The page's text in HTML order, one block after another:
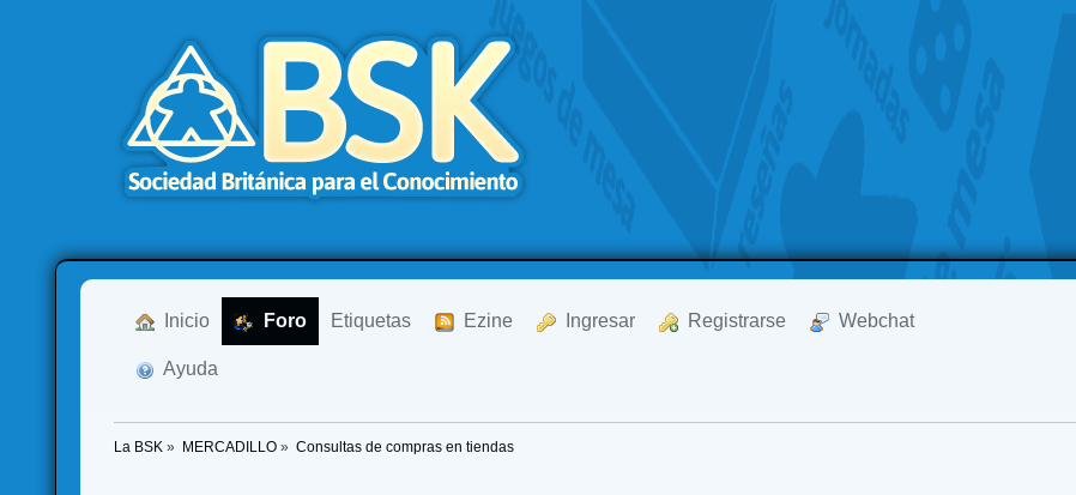
Inicio Foro Etiquetas Ezine Ingresar Registrarse Webchat
Ayuda
La BSK » MERCADILLO» Consultas de compras en tiendas